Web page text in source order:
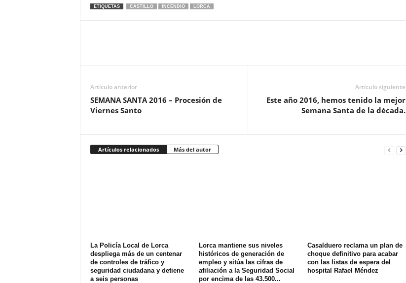
ETIQUETAS CASTILLO INCENDIO LORCA
Artículo anterior
SEMANA SANTA 2016 – Procesión de
Viernes Santo
Artículo siguiente
Este año 2016, hemos tenido la mejor
Semana Santa de la década.
Artículos relacionados Más del autor
La Policía Local de Lorca
despliega más de un centenar
de controles de tráfico y
seguridad ciudadana y detiene
a seis personas
Lorca mantiene sus niveles
históricos de generación de
empleo y sitúa las cifras de
afiliación a la Seguridad Social
por encima de las 43.500...
Casalduero reclama un plan de
choque definitivo para acabar
con las listas de espera del
hospital Rafael Méndez